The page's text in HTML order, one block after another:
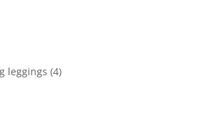
leggings (4)